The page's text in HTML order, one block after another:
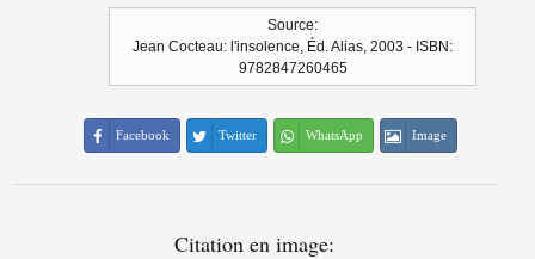
Source:
Jean Cocteau: l'insolence, Éd. Alias, 2003 - ISBN:
9782847260465
Facebook Twitter WhatsApp Image
Citation en image: